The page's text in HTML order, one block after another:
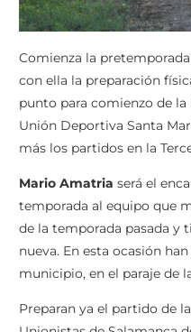
Comienza la
con ella la preparación
punto para comienzo de
Unión Deportiva Santa
más los partidos en la
Mario Amatria será el
temporada al equipo que
de la temporada pasada y
nueva. En esta ocasión
municipio, en el paraje de
Preparan ya el partido de